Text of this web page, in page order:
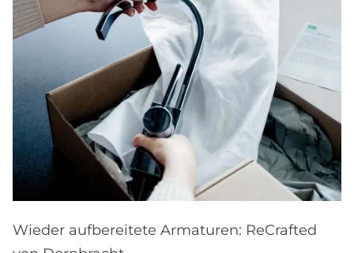
Wieder aufbereitete Armaturen: ReCrafted